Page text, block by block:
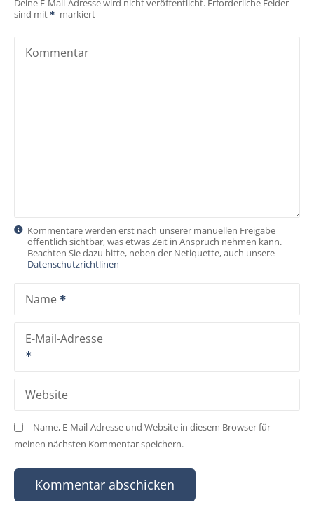
iDeine E-Mail-Adresse wird nicht veröffentlicht. Erforderliche Felder
sind mit
markiert
Kommentar
Kommentare werden erst nach unserer manuellen Freigabe
öffentlich sichtbar, was etwas Zeit in Anspruch nehmen kann.
Beachten Sie dazu bitte, neben der Netiquette, auch unsere
Datenschutzrichtlinen
Name
E-Mail-Adresse
Website
Name, E-Mail-Adresse und Website in diesem Browser für
meinen nächsten Kommentar speichern.